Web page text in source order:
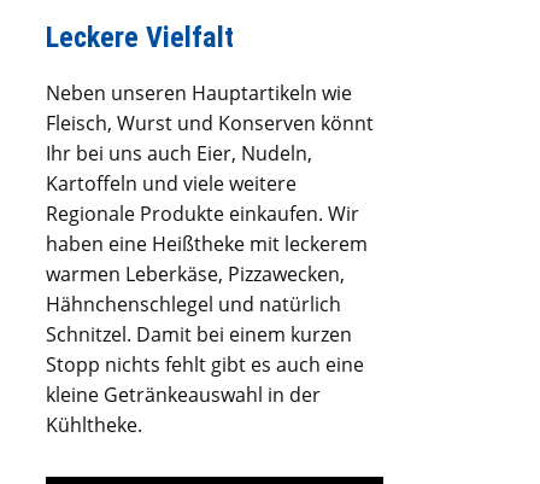
Leckere Vielfalt
Neben unseren Hauptartikeln wie
Fleisch, Wurst und Konserven könnt
Ihr bei uns auch Eier, Nudeln,
Kartoffeln und viele weitere
Regionale Produkte einkaufen. Wir
haben eine Heißtheke mit leckerem
warmen Leberkäse, Pizzawecken,
Hähnchenschlegel und natürlich
Schnitzel. Damit bei einem kurzen
Stopp nichts fehlt gibt es auch eine
kleine Getränkeauswahl in der
Kühltheke.